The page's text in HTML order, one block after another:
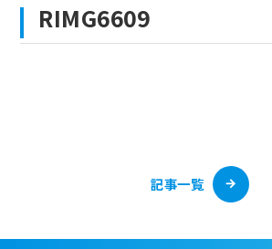
RIMG6609
記事一覧